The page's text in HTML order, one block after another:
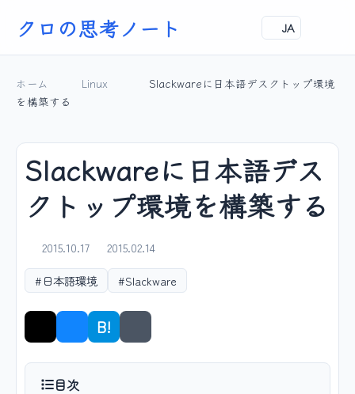
クロの思考ノート JA
ホーム Linux
Slackwareに日本語デスクトップ環境
を構築する
Slackwareに日本語デス
クトップ環境を構築する
2015.10.17
2015.02.14
#日本語環境
#Slackware
B! シェア
目次